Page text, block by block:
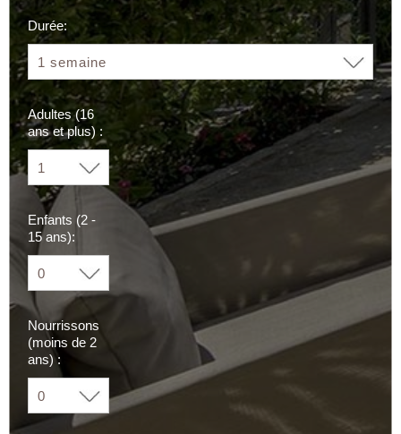
Durée:
Adultes (16
ans et plus) :
Enfants (2 -
15 ans):
Nourrissons
(moins de 2
ans) :